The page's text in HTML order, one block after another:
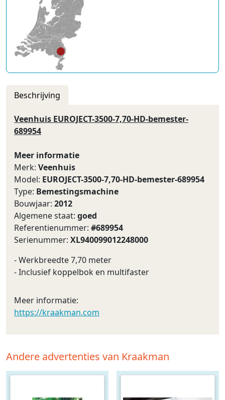
Beschrijving
Veenhuis EUROJECT-3500-7,70-HD-bemester-
689954
Meer informatie
Merk: Veenhuis
Model: EUROJECT-3500-7,70-HD-bemester-689954
Type: Bemestingsmachine
Bouwjaar: 2012
Algemene staat: goed
Referentienummer: #689954
Serienummer: XL940099012248000
- Werkbreedte 7,70 meter
- Inclusief koppelbok en multifaster
Meer informatie:
https://kraakman.com
Andere advertenties van Kraakman